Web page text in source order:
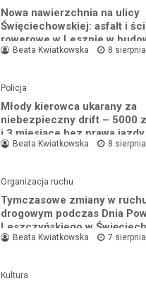
Nowa nawierzchnia na ulicy
Święciechowskiej: asfalt i
rowerowe w Lesznie w
Beata Kwiatkowska 8
Policja
Młody kierowca ukarany za
niebezpieczny drift – 5000
i 3 miesiące bez prawa jazdy
Beata Kwiatkowska 8
Organizacja ruchu
Tymczasowe zmiany w
drogowym podczas Dnia
Leszczyńskiego w
Beata Kwiatkowska 7
Kultura